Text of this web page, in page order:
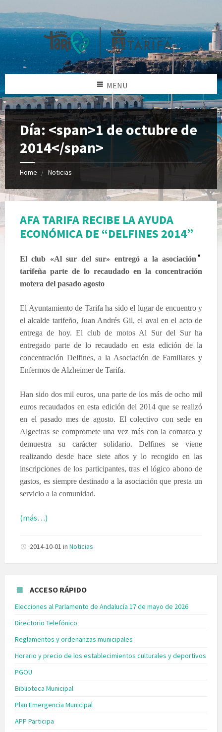
MENU
Día: <span>1 de octubre de
2014</span>
Home Noticias
AFA TARIFA RECIBE LA AYUDA
ECONÓMICA DE “DELFINES 2014”
El club «Al sur del sur» entregó a la asociación
tarifeña parte de lo recaudado en la concentración
motera del pasado agosto
El Ayuntamiento de Tarifa ha sido el lugar de encuentro y
el alcalde tarifeño, Juan Andrés Gil, el aval en el acto de
entrega de hoy. El club de motos Al Sur del Sur ha
entregado parte de lo recaudado en esta edición de la
concentración Delfines, a la Asociación de Familiares y
Enfermos de Alzheimer de Tarifa.
Han sido dos mil euros, una parte de los más de ocho mil
euros recaudados en esta edición del 2014 que se realizó
en el pasado mes de agosto. El colectivo con sede en
Algeciras se compromete una vez más con la comarca y
demuestra su carácter solidario. Delfines se viene
realizando desde hace siete años y lo recogido en las
inscripciones de los participantes, tras el lógico abono de
gastos, es siempre destinado a la asociación que presta un
servicio a la comunidad.
(más…)
2014-10-01 in Noticias
ACCESO RÁPIDO
Elecciones al Parlamento de Andalucía 17 de mayo de 2026
Directorio Telefónico
Reglamentos y ordenanzas municipales
Horario y precio de los establecimientos culturales y deportivos
PGOU
Biblioteca Municipal
Plan Emergencia Municipal
APP Participa